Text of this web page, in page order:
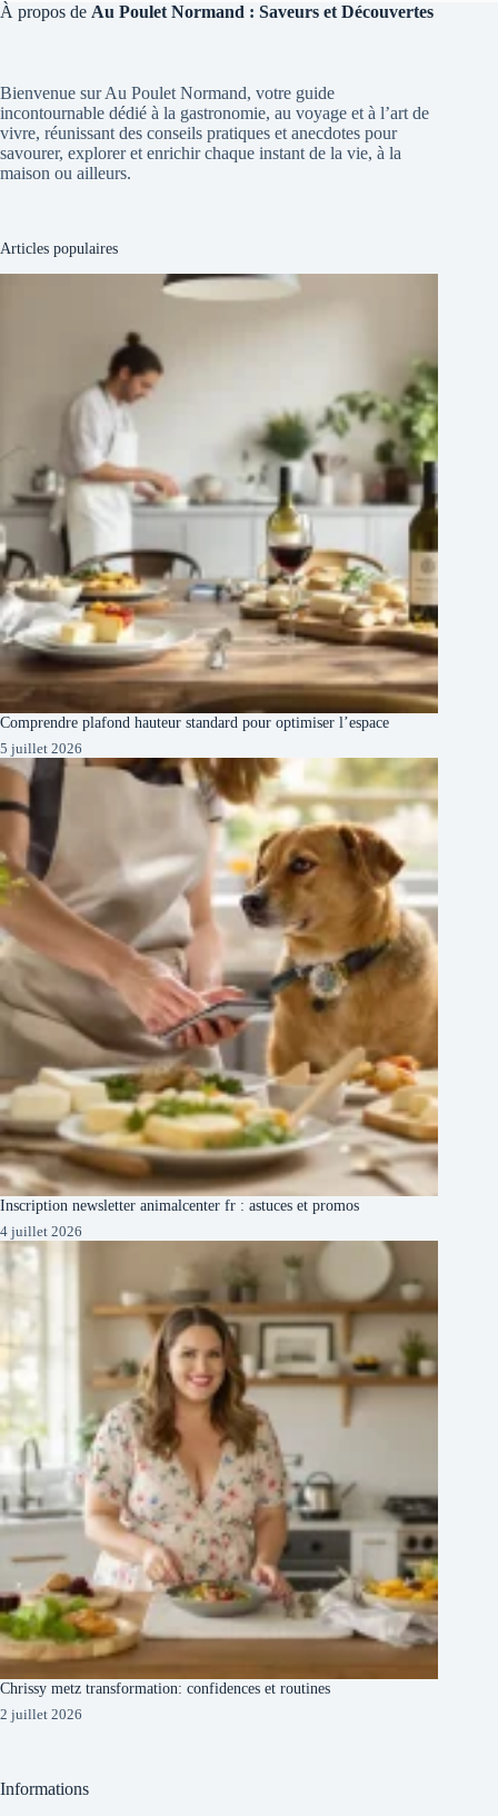
À propos de Au Poulet Normand : Saveurs et Découvertes
Bienvenue sur Au Poulet Normand, votre guide
incontournable dédié à la gastronomie, au voyage et à l’art de
vivre, réunissant des conseils pratiques et anecdotes pour
savourer, explorer et enrichir chaque instant de la vie, à la
maison ou ailleurs.
Articles populaires
Comprendre plafond hauteur standard pour optimiser l’espace
5 juillet 2026
Inscription newsletter animalcenter fr : astuces et promos
4 juillet 2026
Chrissy metz transformation: confidences et routines
2 juillet 2026
Informations